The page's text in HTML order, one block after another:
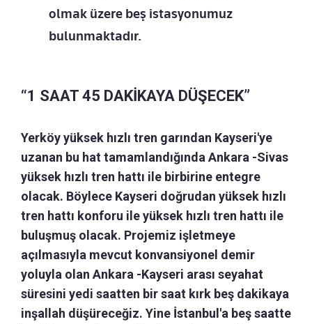
olmak üzere beş istasyonumuz
bulunmaktadır.
“1 SAAT 45 DAKİKAYA DÜŞECEK”
Yerköy yüksek hızlı tren garından Kayseri'ye
uzanan bu hat tamamlandığında Ankara -Sivas
yüksek hızlı tren hattı ile birbirine entegre
olacak. Böylece Kayseri doğrudan yüksek hızlı
tren hattı konforu ile yüksek hızlı tren hattı ile
buluşmuş olacak. Projemiz işletmeye
açılmasıyla mevcut konvansiyonel demir
yoluyla olan Ankara -Kayseri arası seyahat
süresini yedi saatten bir saat kırk beş dakikaya
inşallah düşüreceğiz. Yine İstanbul'a beş saatte